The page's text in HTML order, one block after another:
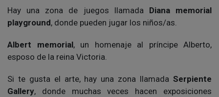
Hay una zona de juegos llamada Diana memorial
playground, donde pueden jugar los niños/as.
Albert memorial, un homenaje al príncipe Alberto,
esposo de la reina Victoria.
Si te gusta el arte, hay una zona llamada Serpiente
Gallery, donde muchas veces hacen exposiciones